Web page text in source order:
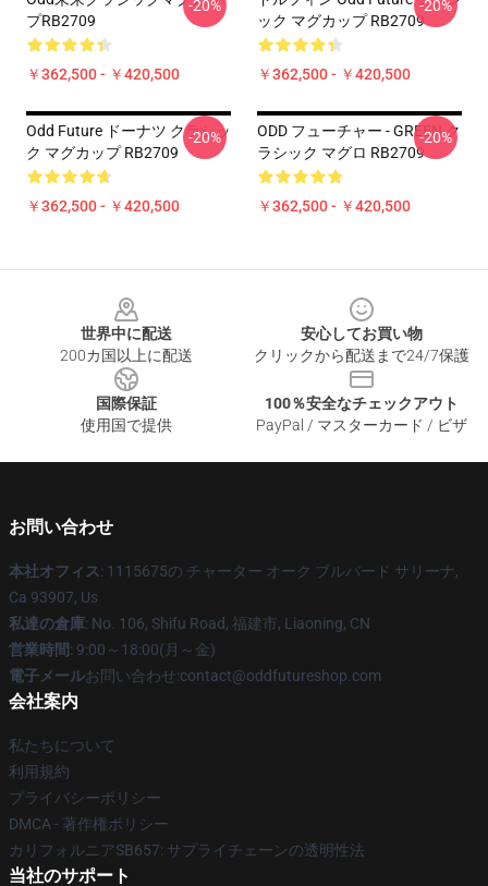
プRB2709
￥362,500 - ￥420,500
-20%
ック マグカップ RB2709
￥362,500 - ￥420,500
-20%
Odd Future ドーナツ クラシッ
ク マグカップ RB2709
￥362,500 - ￥420,500
-20%
ODD フューチャー - GREEN ク
ラシック マグロ RB2709
￥362,500 - ￥420,500
-20%
世界中に配送
200カ国以上に配送
安心してお買い物
クリックから配送まで24/7保護
国際保証
使用国で提供
100％安全なチェックアウト
PayPal / マスターカード / ビザ
お問い合わせ
本社オフィス: 1115675の チャーター オーク ブルバード サリーナ,
Ca 93907, Us
私達の倉庫: No. 106, Shifu Road, 福建市, Liaoning, CN
営業時間: 9:00～18:00(月～金)
電子メールお問い合わせ:contact@oddfutureshop.com
会社案内
私たちについて
利用規約
プライバシーポリシー
DMCA - 著作権ポリシー
カリフォルニアSB657: サプライチェーンの透明性法
当社のサポート